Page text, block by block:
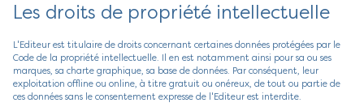
Les droits de propriété intellectuelle
L'Editeur est titulaire de droits concernant certaines données protégées par le
Code de la propriété intellectuelle. Il en est notamment ainsi pour sa ou ses
marques, sa charte graphique, sa base de données. Par conséquent, leur
exploitation offline ou online, à titre gratuit ou onéreux, de tout ou partie de
ces données sans le consentement expresse de l'Editeur est interdite.